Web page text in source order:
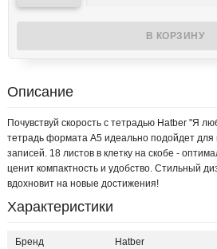
Описание
Почувствуй скорость с тетрадью Hatber "Я
тетрадь формата А5 идеально подойдет
записей. 18 листов в клетку на скобе -
ценит компактность и удобство. Стильный
вдохновит на новые достижения!
Характеристики
Бренд Hatber